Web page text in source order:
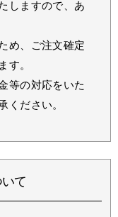
しますので、あ
め、ご注文確定
す。
等の対応をいた
ください。
て